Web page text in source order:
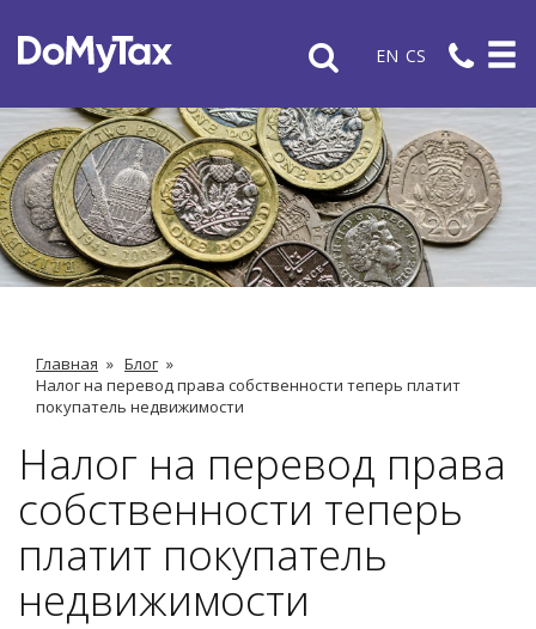
EN CS
Главная » Блог »
Налог на перевод права собственности теперь платит
покупатель недвижимости
Налог на перевод права
собственности теперь
платит покупатель
недвижимости